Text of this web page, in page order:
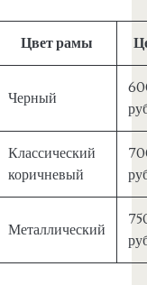
Цвет рамы
Черный
Классический
коричневый
Металлический